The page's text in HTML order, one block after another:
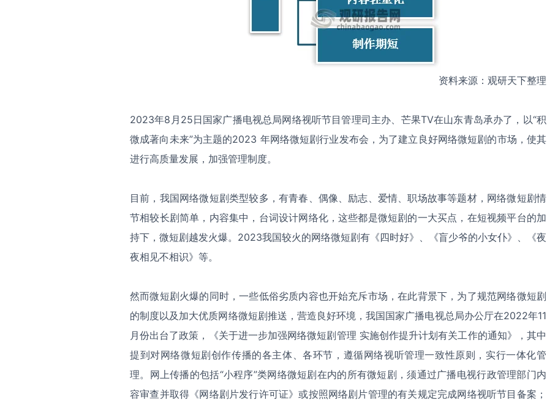
资料来源：观研天下整理
2023年8月25日国家广播电视总局网络视听节目管理司主办、芒果TV在山东青岛承办了，以“积
微成著向未来”为主题的2023 年网络微短剧行业发布会，为了建立良好网络微短剧的市场，使其
进行高质量发展，加强管理制度。
目前，我国网络微短剧类型较多，有青春、偶像、励志、爱情、职场故事等题材，网络微短剧情
节相较长剧简单，内容集中，台词设计网络化，这些都是微短剧的一大买点，在短视频平台的加
持下，微短剧越发火爆。2023我国较火的网络微短剧有《四时好》、《盲少爷的小女仆》、《夜
夜相见不相识》等。
然而微短剧火爆的同时，一些低俗劣质内容也开始充斥市场，在此背景下，为了规范网络微短剧
的制度以及加大优质网络微短剧推送，营造良好环境，我国国家广播电视总局办公厅在2022年11
月份出台了政策，《关于进一步加强网络微短剧管理 实施创作提升计划有关工作的通知》，其中
提到对网络微短剧创作传播的各主体、各环节，遵循网络视听管理一致性原则，实行一体化管
理。网上传播的包括“小程序”类网络微短剧在内的所有微短剧，须通过广播电视行政管理部门内
容审查并取得《网络剧片发行许可证》或按照网络剧片管理的有关规定完成网络视听节目备案；